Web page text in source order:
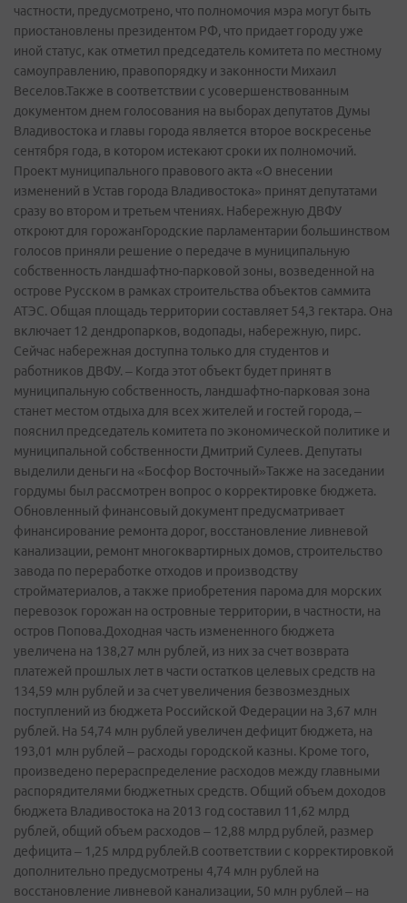
частности, предусмотрено, что полномочия мэра могут быть
приостановлены президентом РФ, что придает городу уже
иной статус, как отметил председатель комитета по местному
самоуправлению, правопорядку и законности Михаил
Веселов.Также в соответствии с усовершенствованным
документом днем голосования на выборах депутатов Думы
Владивостока и главы города является второе воскресенье
сентября года, в котором истекают сроки их полномочий.
Проект муниципального правового акта «О внесении
изменений в Устав города Владивостока» принят депутатами
сразу во втором и третьем чтениях. Набережную ДВФУ
откроют для горожанГородские парламентарии большинством
голосов приняли решение о передаче в муниципальную
собственность ландшафтно-парковой зоны, возведенной на
острове Русском в рамках строительства объектов саммита
АТЭС. Общая площадь территории составляет 54,3 гектара. Она
включает 12 дендропарков, водопады, набережную, пирс.
Сейчас набережная доступна только для студентов и
работников ДВФУ. – Когда этот объект будет принят в
муниципальную собственность, ландшафтно-парковая зона
станет местом отдыха для всех жителей и гостей города, –
пояснил председатель комитета по экономической политике и
муниципальной собственности Дмитрий Сулеев. Депутаты
выделили деньги на «Босфор Восточный»Также на заседании
гордумы был рассмотрен вопрос о корректировке бюджета.
Обновленный финансовый документ предусматривает
финансирование ремонта дорог, восстановление ливневой
канализации, ремонт многоквартирных домов, строительство
завода по переработке отходов и производству
стройматериалов, а также приобретения парома для морских
перевозок горожан на островные территории, в частности, на
остров Попова.Доходная часть измененного бюджета
увеличена на 138,27 млн рублей, из них за счет возврата
платежей прошлых лет в части остатков целевых средств на
134,59 млн рублей и за счет увеличения безвозмездных
поступлений из бюджета Российской Федерации на 3,67 млн
рублей. На 54,74 млн рублей увеличен дефицит бюджета, на
193,01 млн рублей – расходы городской казны. Кроме того,
произведено перераспределение расходов между главными
распорядителями бюджетных средств. Общий объем доходов
бюджета Владивостока на 2013 год составил 11,62 млрд
рублей, общий объем расходов – 12,88 млрд рублей, размер
дефицита – 1,25 млрд рублей.В соответствии с корректировкой
дополнительно предусмотрены 4,74 млн рублей на
восстановление ливневой канализации, 50 млн рублей – на